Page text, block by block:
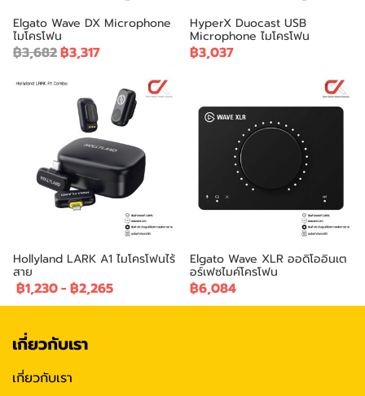
Elgato Wave DX Microphone
ไมโครโฟน
฿3,682฿3,317
HyperX Duocast USB
Microphone ไมโครโฟน
฿3,037
Hollyland LARK A1 ไมโครโฟนไร้
สาย
฿1,230- ฿2,265
Elgato Wave XLR ออดิโออินเต
อร์เฟซไมค์โครโฟน
฿6,084
เกี่ยวกับเรา
เกี่ยวกับเรา